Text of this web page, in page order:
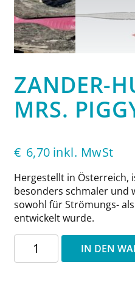
ZANDER-
MRS.
€ 6,70 inkl. MwSt
Hergestellt in Österreich,
besonders schmaler und
sowohl für Strömungs-
entwickelt wurde.
Zander-
Fast
IN DEN